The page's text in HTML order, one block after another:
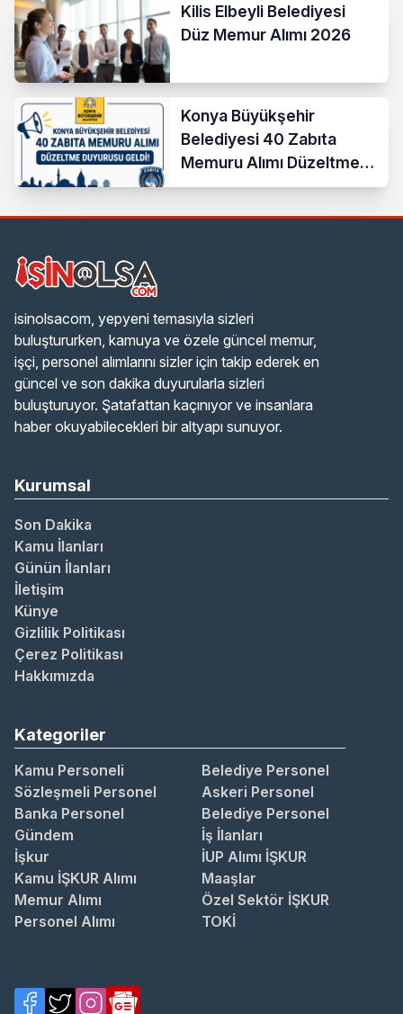
Kilis Elbeyli Belediyesi
Düz Memur Alımı 2026
Konya Büyükşehir
Belediyesi 40 Zabıta
Memuru Alımı Düzeltme
Duyurusu Geldi!
isinolsacom, yepyeni temasıyla sizleri
buluştururken, kamuya ve özele güncel memur,
işçi, personel alımlarını sizler için takip ederek en
güncel ve son dakika duyurularla sizleri
buluşturuyor. Şatafattan kaçınıyor ve insanlara
haber okuyabilecekleri bir altyapı sunuyor.
Kurumsal
Son Dakika
Kamu İlanları
Günün İlanları
İletişim
Künye
Gizlilik Politikası
Çerez Politikası
Hakkımızda
Kategoriler
Kamu Personeli
Belediye Personel
Sözleşmeli Personel
Askeri Personel
Banka Personel
Belediye Personel
Gündem
İş İlanları
İşkur
İUP Alımı İŞKUR
Kamu İŞKUR Alımı
Maaşlar
Memur Alımı
Özel Sektör İŞKUR
Personel Alımı
TOKİ